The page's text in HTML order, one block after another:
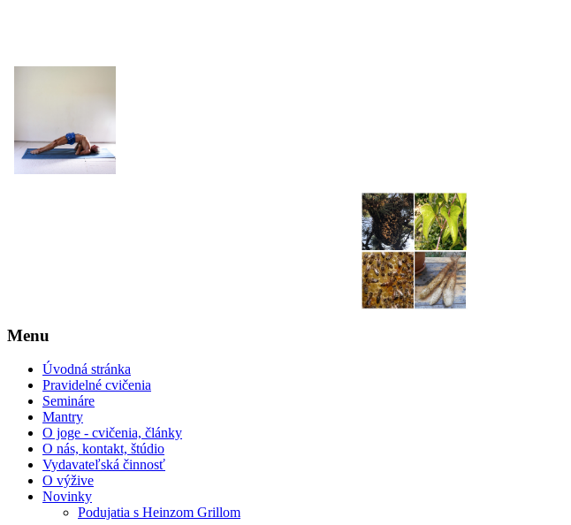
Menu
Úvodná stránka
Pravidelné cvičenia
Semináre
Mantry
O joge - cvičenia, články
O nás, kontakt, štúdio
Vydavateľská činnosť
O výžive
Novinky
Podujatia s Heinzom Grillom